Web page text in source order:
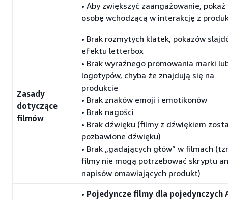
• Aby zwiększyć zaangażowanie, pokaż
osobę wchodzącą w interakcję z
Zasady
dotyczące
filmów
• Brak rozmytych klatek, pokazów
efektu letterbox
• Brak wyraźnego promowania marki
logotypów, chyba że znajdują się na
produkcie
• Brak znaków emoji i emotikonów
• Brak nagości
• Brak dźwięku (filmy z dźwiękiem
pozbawione dźwięku)
• Brak „gadających głów” w filmach
filmy nie mogą potrzebować skryptu
napisów omawiających produkt)
• Pojedyncze filmy dla pojedynczych